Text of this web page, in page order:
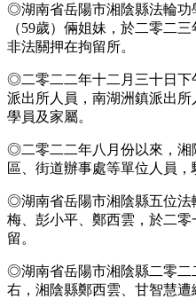
◎湖南省岳陽市湘陰縣法輪功
（59歲）倆姐妹，於二零二
非法關押在拘留所。
◎二零二二年十二月三十日下
派出所人員，南湖洲鎮派出
學員及家屬。
◎二零二二年八月份以來，湘
區、街道辦事處等單位人員，
◎湖南省岳陽市湘陰縣五位法
梅、彭小平、鄭西雲，於二
留。
◎湖南省岳陽市湘陰縣二零二
右，湘陰縣鄭西雲、甘智慧